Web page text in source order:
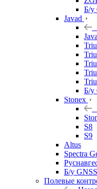
Б/у
Javad
Б/у
Stonex
S8
S9
Altus
Spectra
Б/у
Полевые